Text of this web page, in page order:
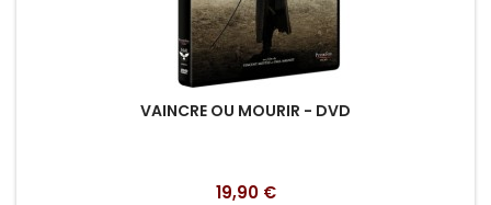
VAINCRE OU MOURIR - DVD
Prix
19,90 €